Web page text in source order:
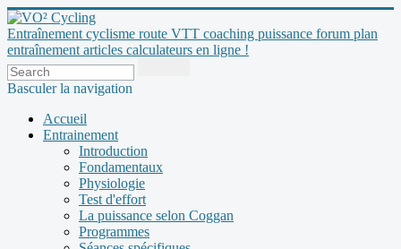
Entraînement cyclisme route VTT coaching puissance forum plan
entraînement articles calculateurs en ligne !
Basculer la navigation
Accueil
Entrainement
Introduction
Fondamentaux
Physiologie
Test d'effort
La puissance selon Coggan
Programmes